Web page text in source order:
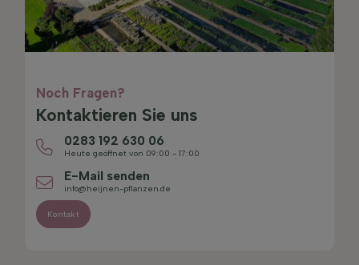
Noch Fragen?
Kontaktieren Sie uns
0283 192 630 06
Heute geöffnet von 09:00 - 17:00
E-Mail senden
info@heijnen-pflanzen.de
Kontakt